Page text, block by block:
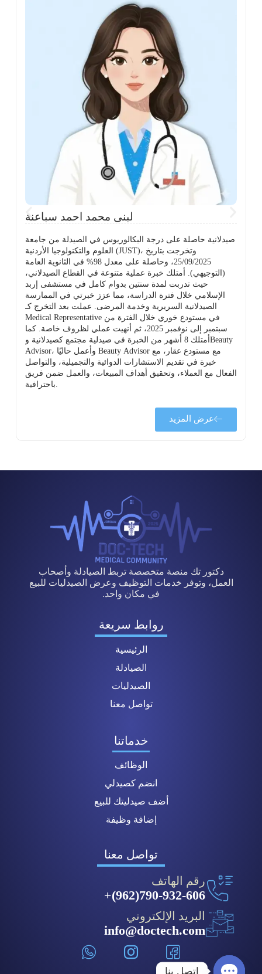
لبنى محمد احمد سباعنة
صيدلانية حاصلة على درجة البكالوريوس في الصيدلة من جامعة
العلوم والتكنولوجيا الأردنية (JUST)، وتخرجت بتاريخ
25/09/2025، وحاصلة على معدل 98% في الثانوية العامة
(التوجيهي). أمتلك خبرة عملية متنوعة في القطاع الصيدلاني،
حيث تدربت لمدة سنتين بدوام كامل في مستشفى إربد
الإسلامي خلال فترة الدراسة، مما عزز خبرتي في الممارسة
الصيدلانية السريرية وخدمة المرضى. عملت بعد التخرج كـ
Medical Representative في مستودع خوري خلال الفترة من
سبتمبر إلى نوفمبر 2025، ثم أنهيت عملي لظروف خاصة. كما
أمتلك 8 أشهر من الخبرة في صيدلية مجتمع كصيدلانية وBeauty
Advisor، وأعمل حاليًا Beauty Advisor مع مستودع عقار، مع
خبرة في تقديم الاستشارات الدوائية والتجميلية، والتواصل
الفعال مع العملاء، وتحقيق أهداف المبيعات، والعمل ضمن فريق
عرض المزيد
دكتور تك منصة متخصصة تربط الصيادلة وأصحاب
العمل، وتوفر خدمات التوظيف وعرض الصيدليات للبيع
في مكان واحد.
روابط سريعة
الرئيسية
الصيادلة
الصيدليات
تواصل معنا
خدماتنا
الوظائف
انضم كصيدلي
أضف صيدليتك للبيع
إضافة وظيفة
تواصل معنا
رقم الهاتف
790-932-606(962)+
البريد الإلكتروني
info@doctech.com
اتصل بنا